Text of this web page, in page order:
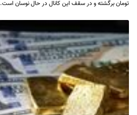
تومان برگشته و در سقف این کانال در حال نوسان است.